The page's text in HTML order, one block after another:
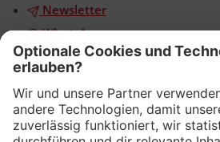
Newsletter
WhatsApp
App